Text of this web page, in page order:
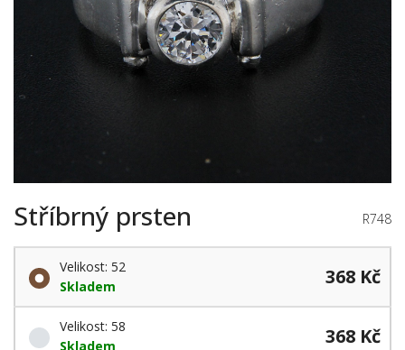
Stříbrný prsten R748
Velikost: 52
Skladem
368 Kč
Velikost: 58
Skladem
368 Kč